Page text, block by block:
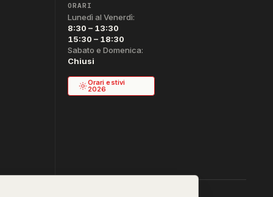
ORARI
Lunedì al Venerdì:
8:30 – 13:30
15:30 – 18:30
Sabato e Domenica:
Chiusi
Orari estivi
2026